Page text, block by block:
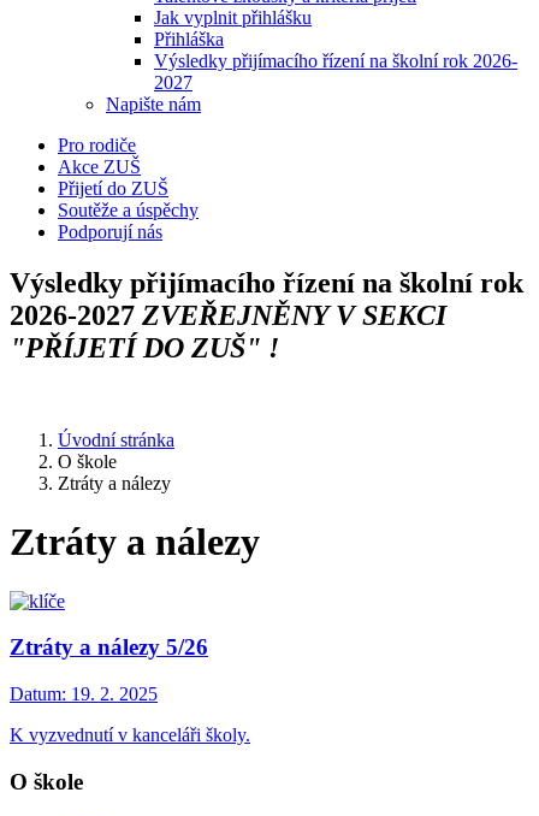
Jak vyplnit přihlášku
Přihláška
Výsledky přijímacího řízení na školní rok 2026-
2027
Napište nám
Pro rodiče
Akce ZUŠ
Přijetí do ZUŠ
Soutěže a úspěchy
Podporují nás
Výsledky přijímacího řízení na školní rok
2026-2027 ZVEŘEJNĚNY V SEKCI
"PŘÍJETÍ DO ZUŠ" !
Úvodní stránka
O škole
Ztráty a nálezy
Ztráty a nálezy
Ztráty a nálezy 5/26
Datum: 19. 2. 2025
K vyzvednutí v kanceláři školy.
O škole